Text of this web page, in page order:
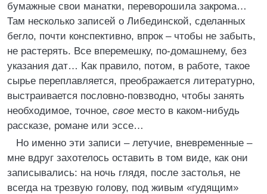
бумажные свои манатки, переворошила закрома…
Там несколько записей о Либединской, сделанных
бегло, почти конспективно, впрок – чтобы не забыть,
не растерять. Все вперемешку, по-домашнему, без
указания дат… Как правило, потом, в работе, такое
сырье переплавляется, преображается литературно,
выстраивается пословно-повзводно, чтобы занять
необходимое, точное, свое место в каком-нибудь
рассказе, романе или эссе…
Но именно эти записи – летучие, вневременные –
мне вдруг захотелось оставить в том виде, как они
записывались: на ночь глядя, после застолья, не
всегда на трезвую голову, под живым «гудящим»